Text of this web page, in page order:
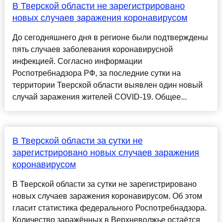
В Тверской области не зарегистрировано
новых случаев заражения коронавирусом
До сегодняшнего дня в регионе были подтверждены
пять случаев заболевания коронавирусной
инфекцией. Согласно информации
Роспотребнадзора РФ, за последние сутки на
территории Тверской области выявлен один новый
случай заражения жителей COVID-19. Общее...
В Тверской области за сутки не
зарегистрировано новых случаев заражения
коронавирусом
В Тверской области за сутки не зарегистрировано
новых случаев заражения коронавирусом. Об этом
гласит статистика федерального Роспотребнадзора.
Количество заражённых в Верхневолжье остаётся